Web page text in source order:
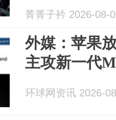
菁菁子衿 2026-08-
外媒：苹果
主攻新一代
环球网资讯 2026-